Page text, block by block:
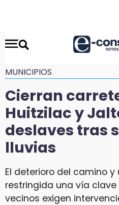
MUNICIPIOS
Cierran
Huitzilac y
deslaves tras
lluvias
El deterioro del camino
restringida una vía clave
vecinos exigen